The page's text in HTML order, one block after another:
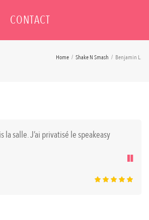
CONTACT
Home / Shake N Smash / Benjamin L.
salle. J’ai privatisé le speakeasy